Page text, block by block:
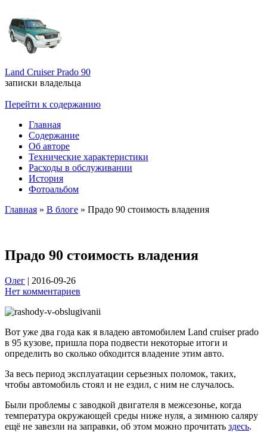
Land Cruiser Prado 90
записки владельца
Перейти к содержанию
Главная
Содержание
Об авторе
Технические характеристики
Расходы в обслуживании
История
Фотоальбом
Главная » В блоге » Прадо 90 стоимость владения
Прадо 90 стоимость владения
Олег | 2016-09-26
Нет комментариев
Вот уже два года как я владею автомобилем Land cruiser prado
в 95 кузове, пришла пора подвести некоторые итоги и
определить во сколько обходится владение этим авто.
За весь период эксплуатации серьезных поломок, таких,
чтобы автомобиль стоял и не ездил, с ним не случалось.
Были проблемы с заводкой двигателя в межсезонье, когда
температура окружающей среды ниже нуля, а зимнюю саляру
ещё не завезли на заправки, об этом можно прочитать здесь.